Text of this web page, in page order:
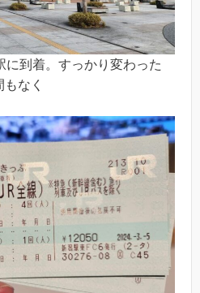
に到着。すっかり変わった
なく